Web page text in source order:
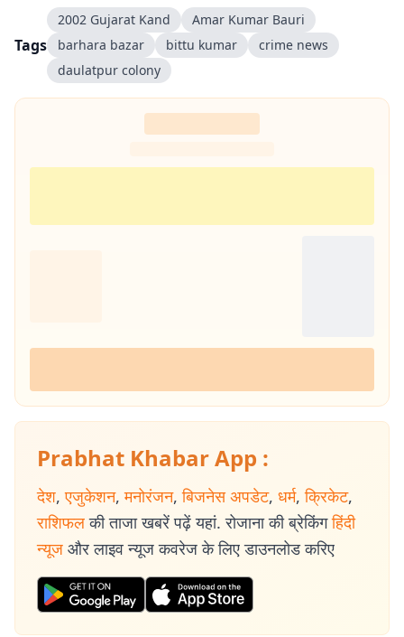
Tags
2002 Gujarat Kand
Amar Kumar Bauri
barhara bazar
bittu kumar
crime news
daulatpur colony
Prabhat Khabar App :
देश, एजुकेशन, मनोरंजन, बिजनेस अपडेट, धर्म, क्रिकेट,
राशिफल की ताजा खबरें पढ़ें यहां. रोजाना की ब्रेकिंग हिंदी
न्यूज और लाइव न्यूज कवरेज के लिए डाउनलोड करिए